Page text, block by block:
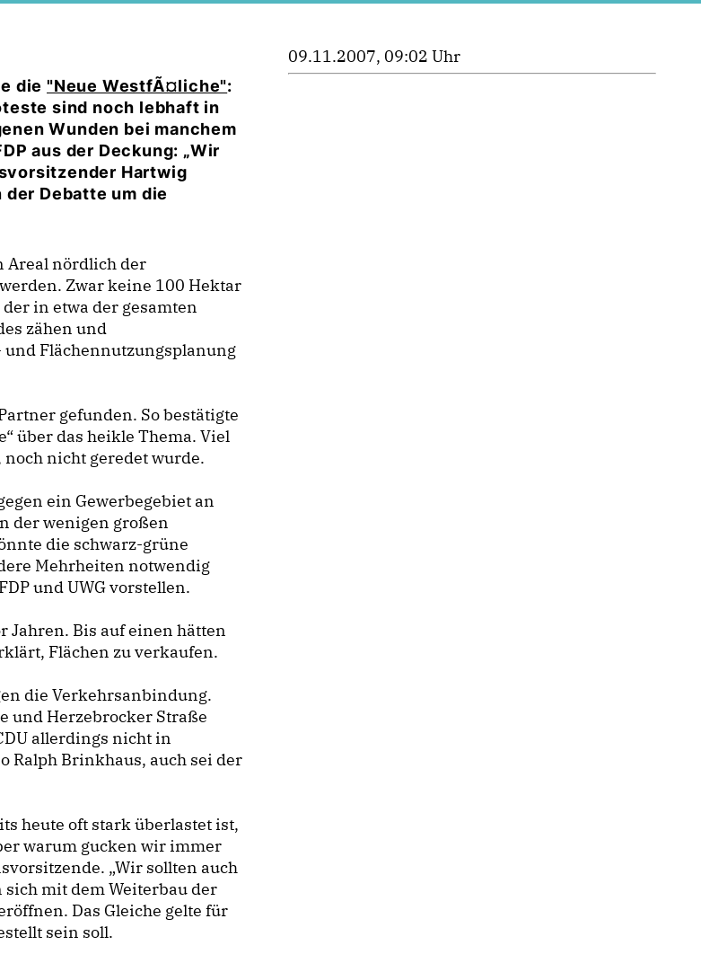
die "Neue WestfÃ¤liche":
sind noch lebhaft in
Wunden bei manchem
aus der Deckung: „Wir
Hartwig
Debatte um die
Areal nördlich der
Zwar keine 100 Hektar
in etwa der gesamten
zähen und
Flächennutzungsplanung
gefunden. So bestätigte
über das heikle Thema. Viel
nicht geredet wurde.
ein Gewerbegebiet an
der wenigen großen
die schwarz-grüne
Mehrheiten notwendig
und UWG vorstellen.
Jahren. Bis auf einen hätten
Flächen zu verkaufen.
die Verkehrsanbindung.
und Herzebrocker Straße
allerdings nicht in
Ralph Brinkhaus, auch sei der
heute oft stark überlastet ist,
warum gucken wir immer
„Wir sollten auch
sich mit dem Weiterbau der
Das Gleiche gelte für
sein soll.
09.11.2007, 09:02 Uhr